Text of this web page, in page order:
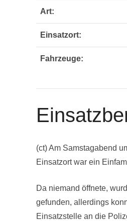
Art:
Einsatzort:
Fahrzeuge:
(ct) Am Samstagabend
Einsatzort war ein
Da niemand öffnete,
gefunden, allerdings
Einsatzstelle an die